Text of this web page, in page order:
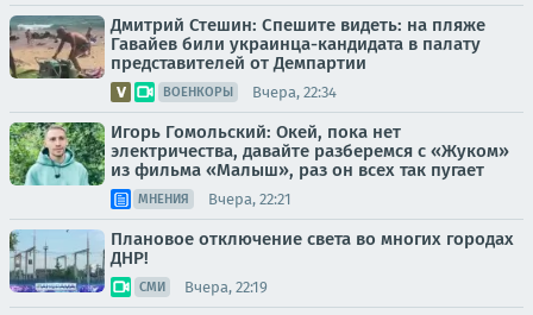
Дмитрий Стешин: Спешите видеть: на пляже
Гавайев били украинца-кандидата в палату
представителей от Демпартии
ВОЕНКОРЫ Вчера, 22:34
Игорь Гомольский: Окей, пока нет
электричества, давайте разберемся с «Жуком»
из фильма «Малыш», раз он всех так пугает
МНЕНИЯ Вчера, 22:21
Плановое отключение света во многих городах
ДНР!
СМИ Вчера, 22:19